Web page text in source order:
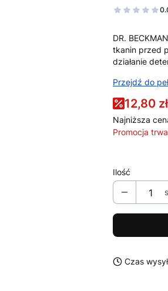
DR.
tkanin przed
działanie
Przejdź do
12,80 zł
Najniższa
Promocja
Ilość
Czas